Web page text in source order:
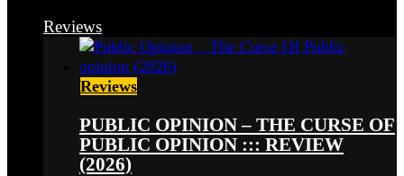
Reviews
Reviews
PUBLIC OPINION – THE CURSE OF
PUBLIC OPINION ::: REVIEW
(2026)